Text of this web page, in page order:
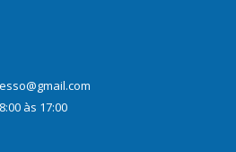
às 17:00